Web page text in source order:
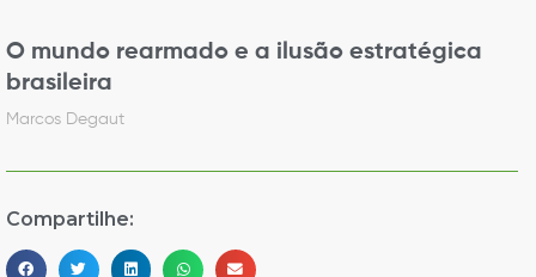
O mundo rearmado e a ilusão estratégica
brasileira
Marcos Degaut
Compartilhe: